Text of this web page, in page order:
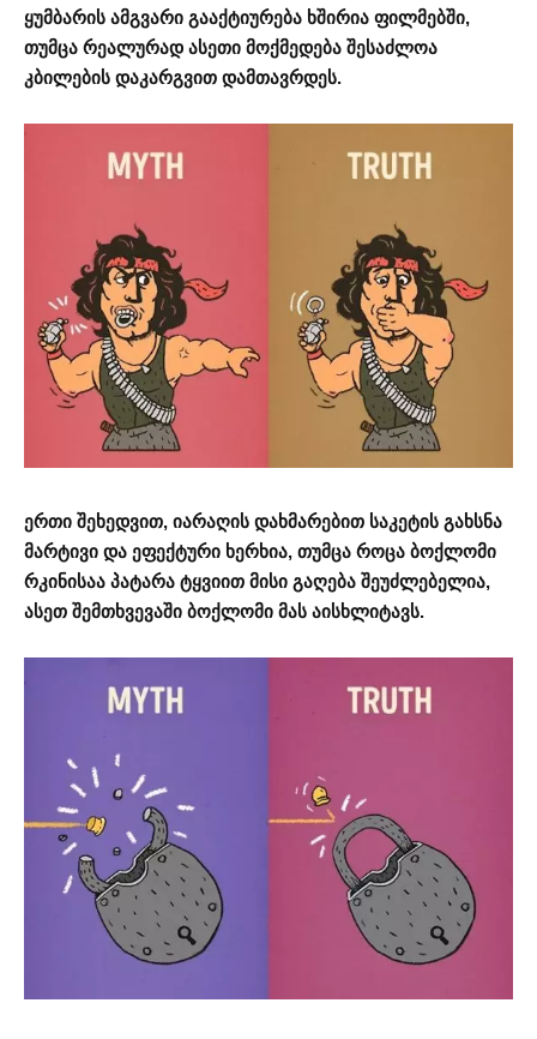
ყუმბარის ამგვარი გააქტიურება ხშირია ფილმებში,
თუმცა რეალურად ასეთი მოქმედება შესაძლოა
კბილების დაკარგვით დამთავრდეს.
ერთი შეხედვით, იარაღის დახმარებით საკეტის გახსნა
მარტივი და ეფექტური ხერხია, თუმცა როცა ბოქლომი
რკინისაა პატარა ტყვიით მისი გაღება შეუძლებელია,
ასეთ შემთხვევაში ბოქლომი მას აისხლიტავს.